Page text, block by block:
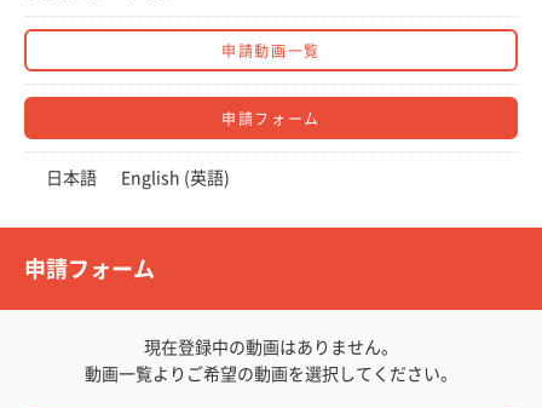
申請動画一覧
申請フォーム
日本語 English (英語)
申請フォーム
現在登録中の動画はありません。
動画一覧よりご希望の動画を選択してください。